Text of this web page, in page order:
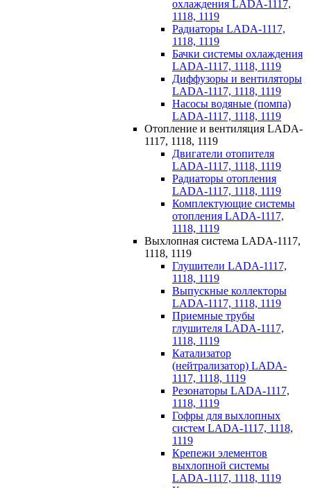
охлаждения LADA-1117,
1118, 1119
Радиаторы LADA-1117,
1118, 1119
Бачки системы охлаждения
LADA-1117, 1118, 1119
Диффузоры и вентиляторы
LADA-1117, 1118, 1119
Насосы водяные (помпа)
LADA-1117, 1118, 1119
Отопление и вентиляция LADA-
1117, 1118, 1119
Двигатели отопителя
LADA-1117, 1118, 1119
Радиаторы отопления
LADA-1117, 1118, 1119
Комплектующие системы
отопления LADA-1117,
1118, 1119
Выхлопная система LADA-1117,
1118, 1119
Глушители LADA-1117,
1118, 1119
Выпускные коллекторы
LADA-1117, 1118, 1119
Приемные трубы
глушителя LADA-1117,
1118, 1119
Катализатор
(нейтрализатор) LADA-
1117, 1118, 1119
Резонаторы LADA-1117,
1118, 1119
Гофры для выхлопных
систем LADA-1117, 1118,
1119
Крепежи элементов
выхлопной системы
LADA-1117, 1118, 1119